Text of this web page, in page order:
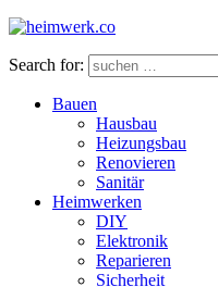
Search for:
Bauen
Hausbau
Heizungsbau
Renovieren
Sanitär
Heimwerken
DIY
Elektronik
Reparieren
Sicherheit